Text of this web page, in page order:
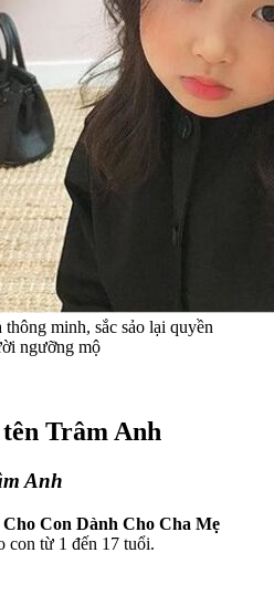
minh, sắc sảo lại quyền
ngưỡng mộ
Trâm Anh
Anh
Con Dành Cho Cha Mẹ
con từ 1 đến 17 tuổi.